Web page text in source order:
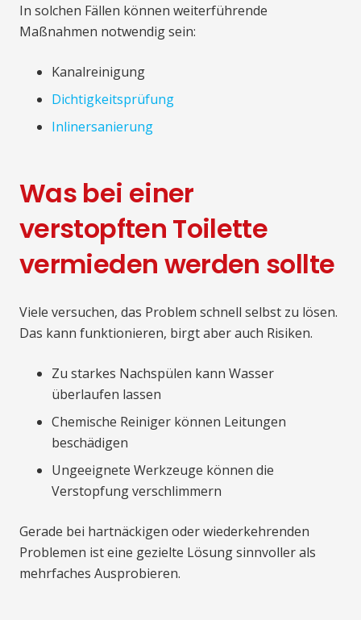
In solchen Fällen können weiterführende
Maßnahmen notwendig sein:
Kanalreinigung
Dichtigkeitsprüfung
Inlinersanierung
Was bei einer
verstopften Toilette
vermieden werden sollte
Viele versuchen, das Problem schnell selbst zu lösen.
Das kann funktionieren, birgt aber auch Risiken.
Zu starkes Nachspülen kann Wasser
überlaufen lassen
Chemische Reiniger können Leitungen
beschädigen
Ungeeignete Werkzeuge können die
Verstopfung verschlimmern
Gerade bei hartnäckigen oder wiederkehrenden
Problemen ist eine gezielte Lösung sinnvoller als
mehrfaches Ausprobieren.